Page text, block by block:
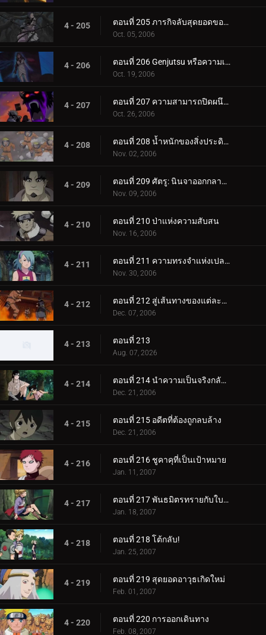
4 - 205 ตอนที่ 205 ภารกิจลับสุดยอดของคุเรไน: คำสัญญากับโฮคาเงะรุ่นที่ 3
Oct. 05, 2006
4 - 206 ตอนที่ 206 Genjutsu หรือความเป็นจริง?
Oct. 19, 2006
4 - 207 ตอนที่ 207 ความสามารถปิดผนึกที่ควรจะเป็น
Oct. 26, 2006
4 - 208 ตอนที่ 208 น้ำหนักของสิ่งประดิษฐ์ล้ำค่า!
Nov. 02, 2006
4 - 209 ตอนที่ 209 ศัตรู: นินจาออกกลางคัน
Nov. 09, 2006
4 - 210 ตอนที่ 210 ป่าแห่งความสับสน
Nov. 16, 2006
4 - 211 ตอนที่ 211 ความทรงจำแห่งเปลวไฟ
Nov. 30, 2006
4 - 212 ตอนที่ 212 สู่เส้นทางของแต่ละคน
Dec. 07, 2006
4 - 213 ตอนที่ 213
Aug. 07, 2026
4 - 214 ตอนที่ 214 นำความเป็นจริงกลับคืนมา
Dec. 21, 2006
4 - 215 ตอนที่ 215 อดีตที่ต้องถูกลบล้าง
Dec. 21, 2006
4 - 216 ตอนที่ 216 ชูคาคุที่เป็นเป้าหมาย
Jan. 11, 2007
4 - 217 ตอนที่ 217 พันธมิตรทรายกับใบไม้ชิโนบิ
Jan. 18, 2007
4 - 218 ตอนที่ 218 โต้กลับ!
Jan. 25, 2007
4 - 219 ตอนที่ 219 สุดยอดอาวุธเกิดใหม่
Feb. 01, 2007
4 - 220 ตอนที่ 220 การออกเดินทาง
Feb. 08, 2007